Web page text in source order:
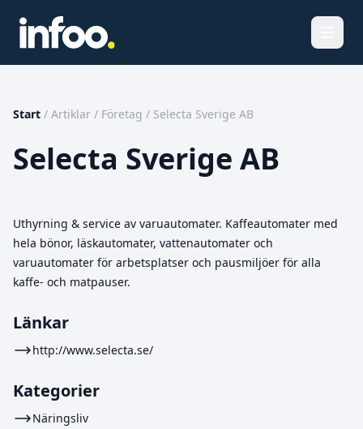
Start / Artiklar / Företag / Selecta Sverige AB
Selecta Sverige AB
Uthyrning & service av varuautomater. Kaffeautomater med
hela bönor, läskautomater, vattenautomater och
varuautomater för arbetsplatser och pausmiljöer för alla
kaffe- och matpauser.
Länkar
http://www.selecta.se/
Kategorier
Näringsliv